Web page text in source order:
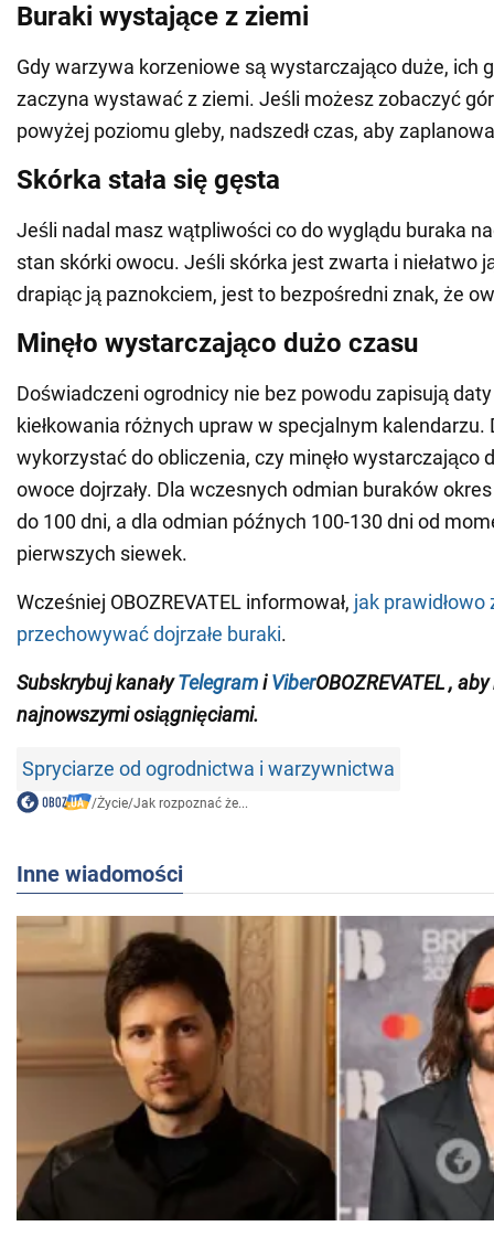
Buraki wystające z ziemi
Gdy warzywa korzeniowe są wystarczająco duże, ich
zaczyna wystawać z ziemi. Jeśli możesz zobaczyć
powyżej poziomu gleby, nadszedł czas, aby
Skórka stała się gęsta
Jeśli nadal masz wątpliwości co do wyglądu buraka
stan skórki owocu. Jeśli skórka jest zwarta i niełatwo
drapiąc ją paznokciem, jest to bezpośredni znak, że
Minęło wystarczająco dużo czasu
Doświadczeni ogrodnicy nie bez powodu zapisują
kiełkowania różnych upraw w specjalnym kalendarzu.
wykorzystać do obliczenia, czy minęło wystarczająco
owoce dojrzały. Dla wczesnych odmian buraków
do 100 dni, a dla odmian późnych 100-130 dni od
pierwszych siewek.
Wcześniej OBOZREVATEL informował, jak prawidłowo
przechowywać dojrzałe buraki.
SubskrybujkanałyTelegramiViberOBOZREVATEL,
najnowszymi osiągnięciami.
Spryciarze od ogrodnictwa i warzywnictwa
/Życie/Jak rozpoznać że...
Inne wiadomości